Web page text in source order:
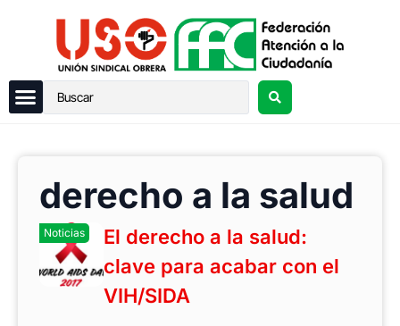
derecho a la salud
Noticias
El derecho a la salud:
clave para acabar con el
VIH/SIDA